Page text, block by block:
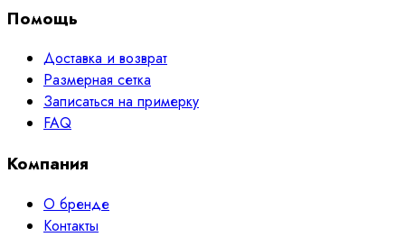
Помощь
Доставка и возврат
Размерная сетка
Записаться на примерку
FAQ
Компания
О бренде
Контакты